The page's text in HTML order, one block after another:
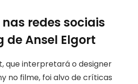
redes sociais
de Ansel Elgort
que interpretará o designer
no filme, foi alvo de críticas